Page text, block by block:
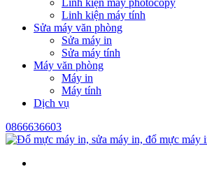
Linh kiện máy photocopy
Linh kiện máy tính
Sửa máy văn phòng
Sửa máy in
Sửa máy tính
Máy văn phòng
Máy in
Máy tính
Dịch vụ
0866636603